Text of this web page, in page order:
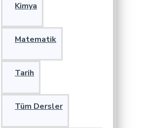
Kimya
Matematik
Tarih
Tüm Dersler